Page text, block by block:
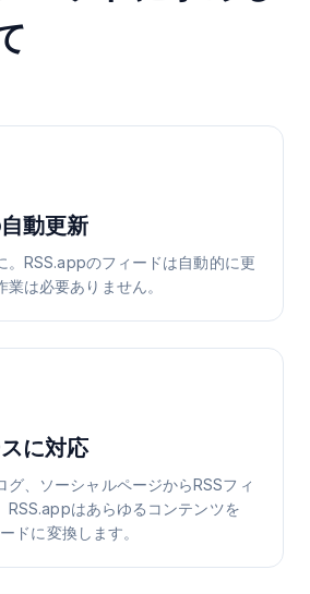
動更新
。RSS.appのフィードは自動的に更
は必要ありません。
に対応
グ、ソーシャルページからRSSフィ
RSS.appはあらゆるコンテンツを
ドに変換します。